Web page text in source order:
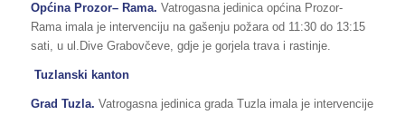
Općina Prozor–Rama. Vatrogasna jedinica općina Prozor-
Rama imala je intervenciju na gašenju požara od 11:30 do 13:15
sati, u ul.Dive Grabovčeve, gdje je gorjela trava i rastinje.
Tuzlanski kanton
Grad Tuzla. Vatrogasna jedinica grada Tuzla imala je intervencije